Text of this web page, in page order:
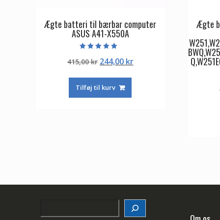
Ægte batteri til bærbar computer
ASUS A41-X550A
5.00
ud af 5
415,00kr Den
pris
var:
244,00 krDen
Tilføj til kurv
Ægte